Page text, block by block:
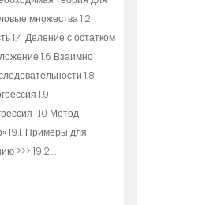
множества 1.2
1.4 Деление с остатком
1.6 Взаимно
1.8
1.9
1.10 Метод
19.1. Примеры для
>>> 19.2….